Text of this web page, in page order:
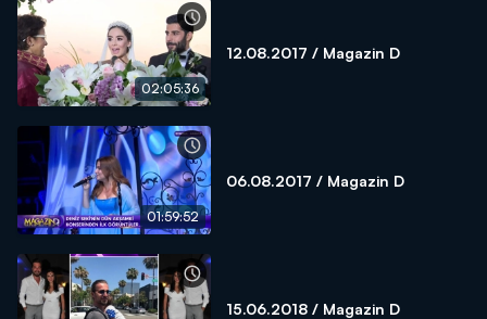
02:05:36
12.08.2017 / Magazin D
01:59:52
06.08.2017 / Magazin D
15.06.2018 / Magazin D